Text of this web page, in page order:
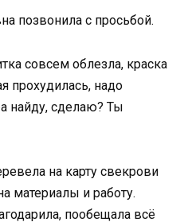
позвонила с просьбой.
совсем облезла, краска
прохудилась, надо
найду, сделаю? Ты
на карту свекрови
материалы и работу.
пообещала всё